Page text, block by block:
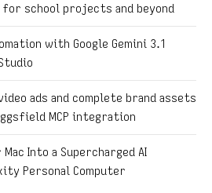
for school projects and beyond
with Google Gemini 3.1
ads and complete brand assets
MCP integration
Into a Supercharged AI
Personal Computer